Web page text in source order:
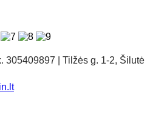
305409897 | Tilžės g. 1-2, Šilutė